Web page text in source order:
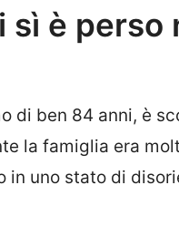
sì è
di ben 84 anni, è
la famiglia era
in uno stato di